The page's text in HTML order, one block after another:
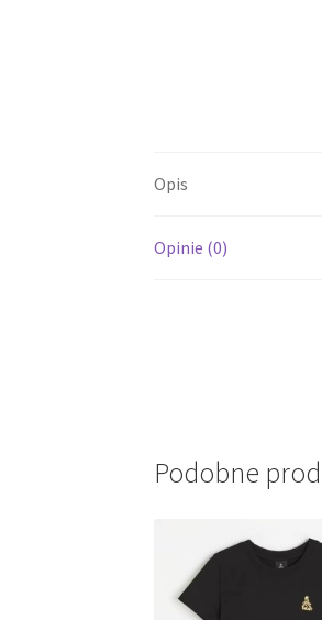
Opis
Opinie (0)
Podobne